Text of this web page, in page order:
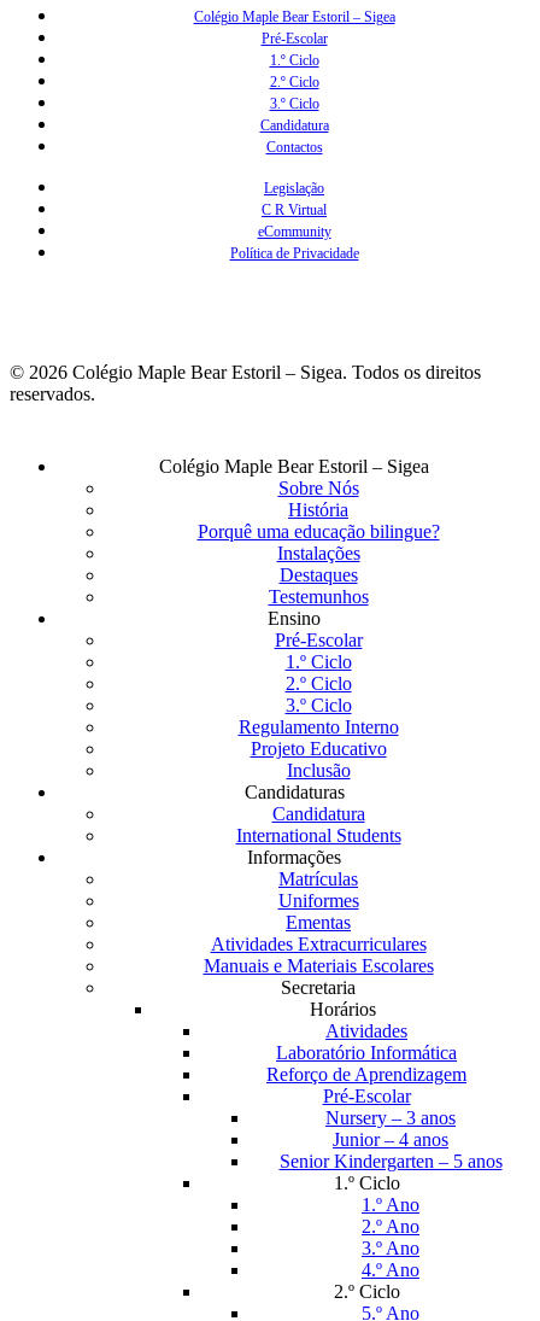
Colégio Maple Bear Estoril – Sigea
Pré-Escolar
1.º Ciclo
2.º Ciclo
3.º Ciclo
Candidatura
Contactos
Legislação
C R Virtual
eCommunity
Política de Privacidade
© 2026 Colégio Maple Bear Estoril – Sigea. Todos os direitos
reservados.
Fechar
Colégio Maple Bear Estoril – Sigea
Sobre Nós
História
Porquê uma educação bilingue?
Instalações
Destaques
Testemunhos
Ensino
Pré-Escolar
1.º Ciclo
2.º Ciclo
3.º Ciclo
Regulamento Interno
Projeto Educativo
Inclusão
Candidaturas
Candidatura
International Students
Informações
Matrículas
Uniformes
Ementas
Atividades Extracurriculares
Manuais e Materiais Escolares
Secretaria
Horários
Atividades
Laboratório Informática
Reforço de Aprendizagem
Pré-Escolar
Nursery – 3 anos
Junior – 4 anos
Senior Kindergarten – 5 anos
1.º Ciclo
1.º Ano
2.º Ano
3.º Ano
4.º Ano
2.º Ciclo
5.º Ano